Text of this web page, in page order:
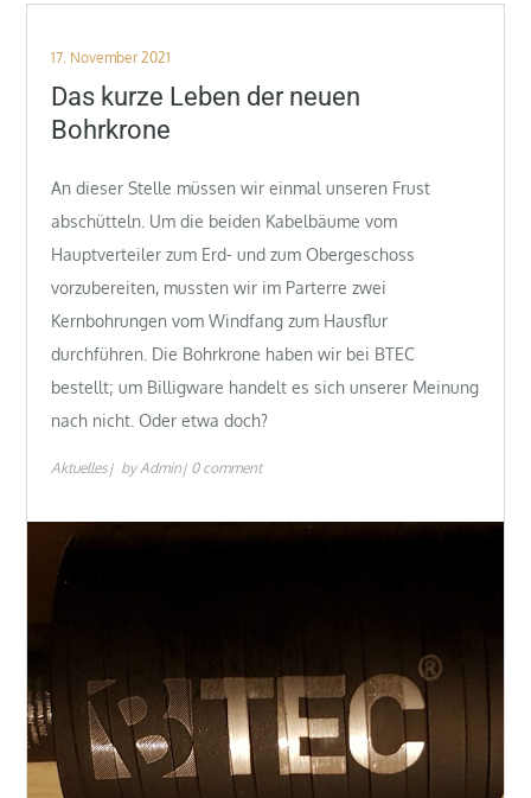
Posted
on
17. November 2021
Das kurze Leben der neuen
Bohrkrone
An dieser Stelle müssen wir einmal unseren Frust
abschütteln. Um die beiden Kabelbäume vom
Hauptverteiler zum Erd- und zum Obergeschoss
vorzubereiten, mussten wir im Parterre zwei
Kernbohrungen vom Windfang zum Hausflur
durchführen. Die Bohrkrone haben wir bei BTEC
bestellt; um Billigware handelt es sich unserer Meinung
nach nicht. Oder etwa doch?
Aktuelles byAdmin 0 comment